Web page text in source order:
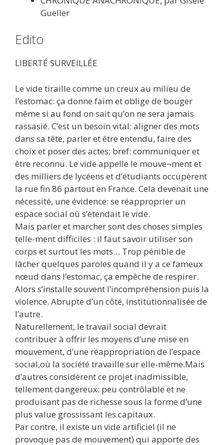
Gueller
Edito
LIBERTÉ SURVEILLÉE
Le vide tiraille comme un creux au milieu de
l’estomac: ça donne faim et oblige de bouger
même si au fond on sait qu’on ne sera jamais
rassasié. C’est un besoin vital: aligner des mots
dans sa tête, parler et être entendu, faire des
choix et poser des actes; bref: communiquer et
être reconnu. Le vide appelle le mouve¬ment et
des milliers de lycéens et d’étudiants occupèrent
la rue fin 86 partout en France. Cela devenait une
nécessité, une évidence: se réapproprier un
espace social où s’étendait le vide.
Mais parler et marcher sont des choses simples
telle-ment difficiles : il faut savoir utiliser son
corps et surtout les mots… Trop pénible de
lâcher quelques paroles quand il y a ce fameux
nœud dans l’estomac, ça empêche de respirer.
Alors s’installe souvent l’incompréhension puis la
violence. Abrupte d’un côté, institutionnalisée de
l’autre.
Naturellement, le travail social devrait
contribuer à offrir les moyens d’une mise en
mouvement, d’une réappropriation de l’espace
social,où la société travaille sur elle-même.Mais
d’autres considèrent ce projet inadmissible,
tellement dangereux: peu contrôlable et ne
produisant pas de richesse sous la forme d’une
plus value grossissant les capitaux.
Par contre, il existe un vide artificiel (il ne
provoque pas de mouvement) qui apporte des